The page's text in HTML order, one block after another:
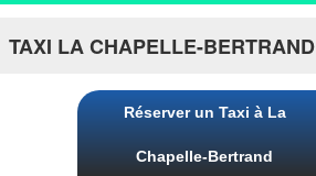
TAXI LA CHAPELLE-BERTRAND
Réserver un Taxi à La
Chapelle-Bertrand